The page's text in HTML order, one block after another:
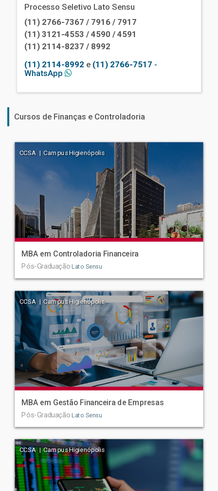
Processo Seletivo Lato Sensu
(11) 2766-7367 / 7916 / 7917
(11) 3121-4553 / 4590 / 4591
(11) 2114-8237 / 8992
(11) 2114-8992 e (11) 2766-7517 -
WhatsApp
Cursos de Finanças e Controladoria
CCSA | Campus Higienópolis
MBA em Controladoria Financeira
Pós-Graduação Lato Sensu
CCSA | Campus Higienópolis
MBA em Gestão Financeira de Empresas
Pós-Graduação Lato Sensu
CCSA | Campus Higienópolis